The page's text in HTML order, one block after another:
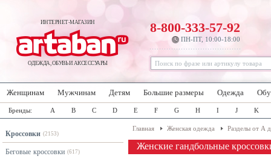
ИНТЕРНЕТ-МАГАЗИН
ОДЕЖДА, ОБУВЬ И АКСЕССУАРЫ
8-800-333-57-92
ПН-ПТ, 10:00-18:00
Женщинам Мужчинам Детям Большие размеры Одежда
Бренды: A B C D E F G H I J K
Кроссовки (2153)
Беговые кроссовки (617)
Главная Женская одежда Разделы от А
Женские гандбольные